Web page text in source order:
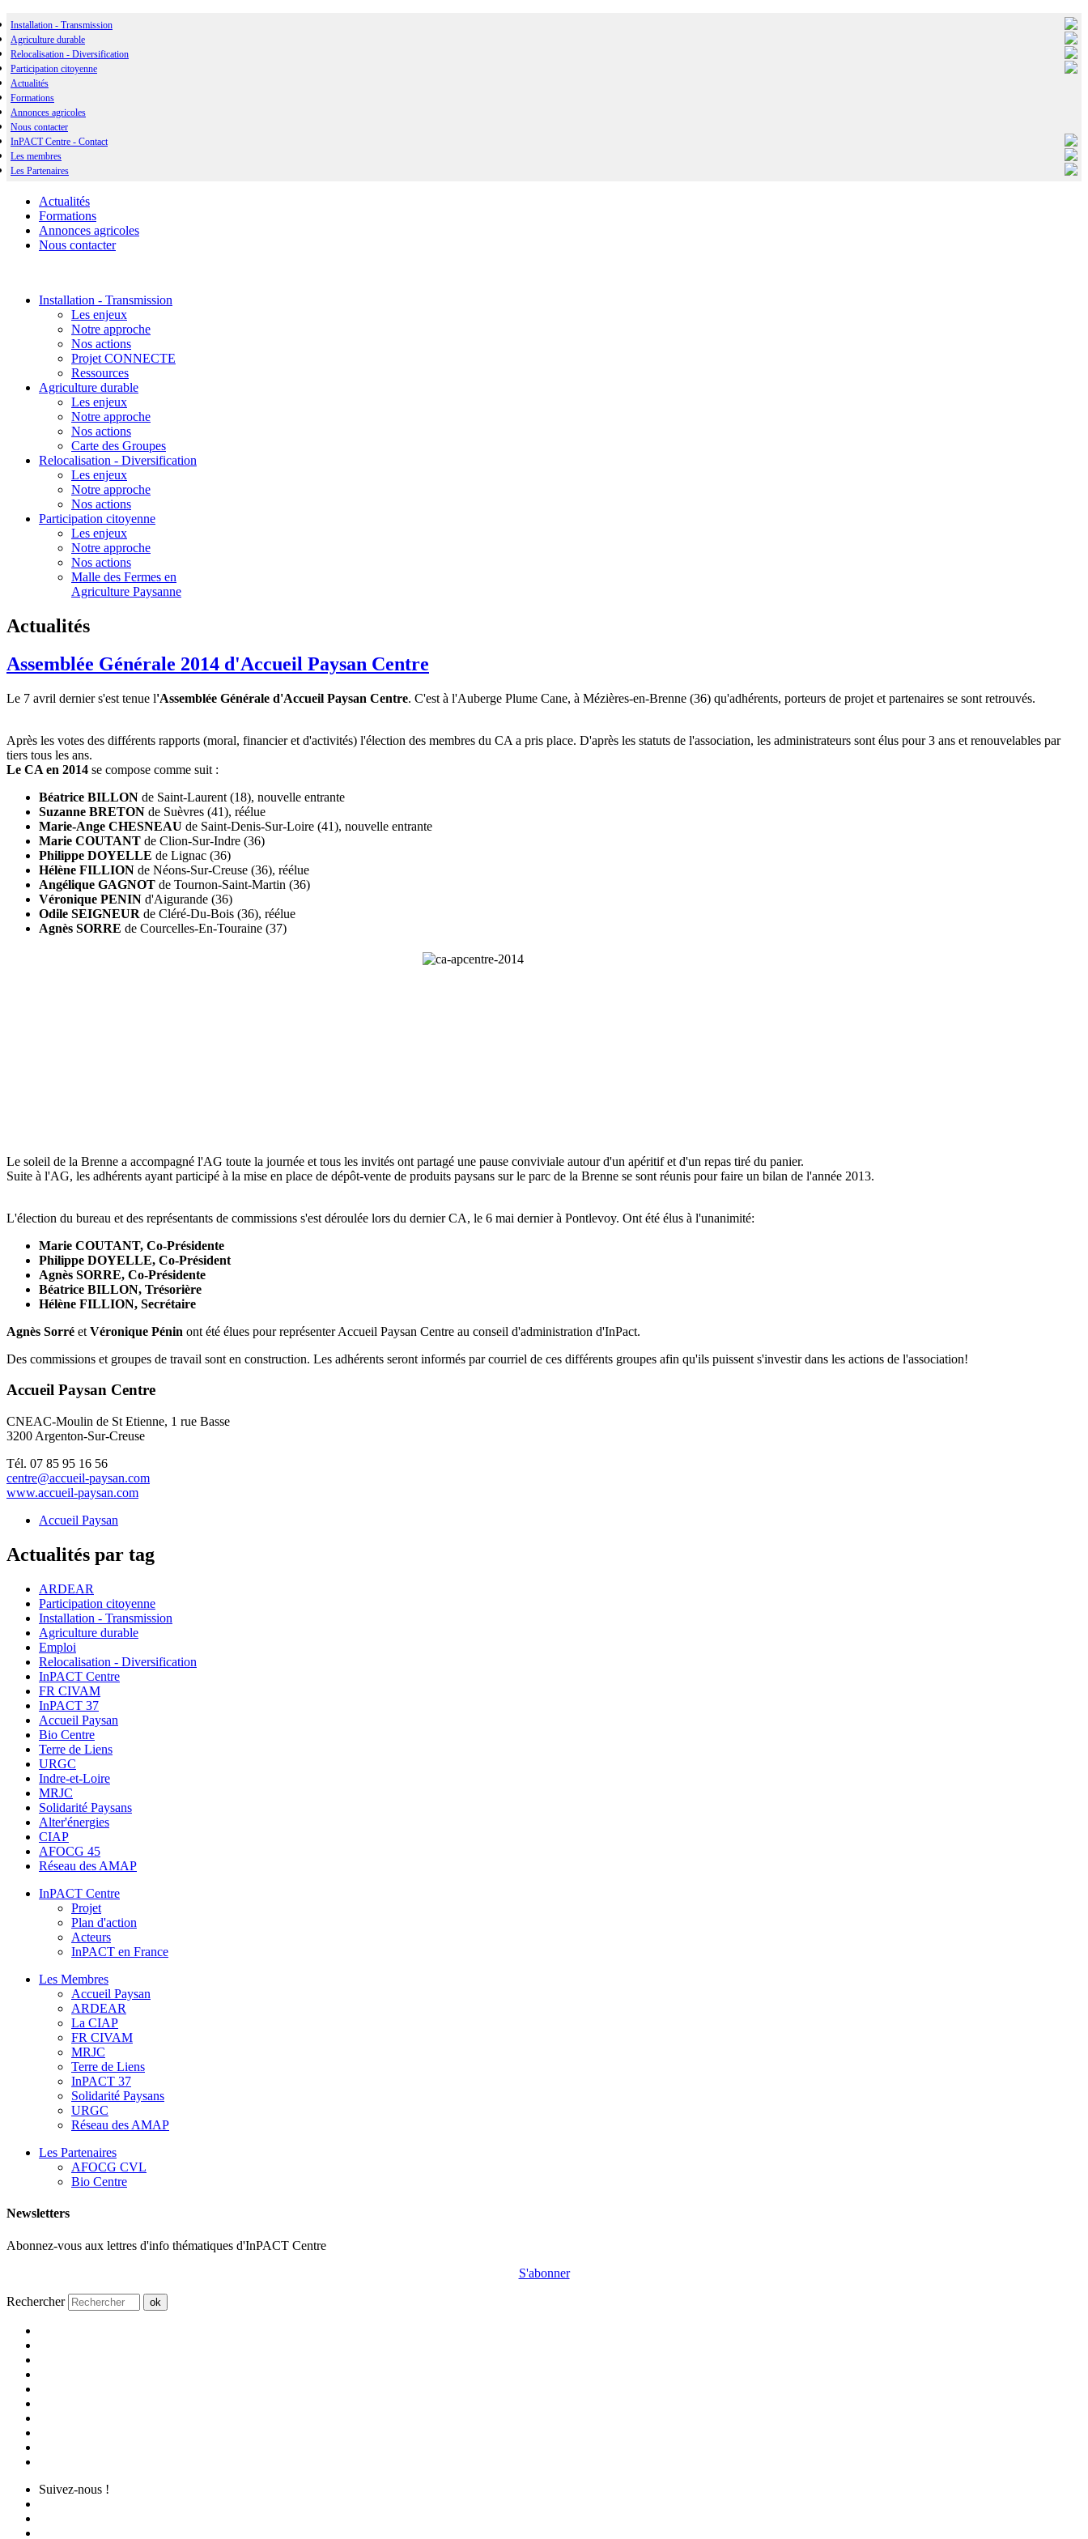
Installation - Transmission
Agriculture durable
Relocalisation - Diversification
Participation citoyenne
Actualités
Formations
Annonces agricoles
Nous contacter
InPACT Centre - Contact
Les membres
Les Partenaires
Actualités
Formations
Annonces agricoles
Nous contacter
Installation - Transmission
Les enjeux
Notre approche
Nos actions
Projet CONNECTE
Ressources
Agriculture durable
Les enjeux
Notre approche
Nos actions
Carte des Groupes
Relocalisation - Diversification
Les enjeux
Notre approche
Nos actions
Participation citoyenne
Les enjeux
Notre approche
Nos actions
Malle des Fermes en
Agriculture Paysanne
Actualités
Assemblée Générale 2014 d'Accueil Paysan Centre
Le 7 avril dernier s'est tenue l'Assemblée Générale d'Accueil Paysan Centre. C'est à l'Auberge Plume Cane, à Mézières-en-Brenne (36) qu'adhérents, porteurs de projet et partenaires se sont retrouvés.
Après les votes des différents rapports (moral, financier et d'activités) l'élection des membres du CA a pris place. D'après les statuts de l'association, les administrateurs sont élus pour 3 ans et renouvelables par
tiers tous les ans.
Le CA en 2014 se compose comme suit :
Béatrice BILLON de Saint-Laurent (18), nouvelle entrante
Suzanne BRETON de Suèvres (41), réélue
Marie-Ange CHESNEAU de Saint-Denis-Sur-Loire (41), nouvelle entrante
Marie COUTANT de Clion-Sur-Indre (36)
Philippe DOYELLE de Lignac (36)
Hélène FILLION de Néons-Sur-Creuse (36), réélue
Angélique GAGNOT de Tournon-Saint-Martin (36)
Véronique PENIN d'Aigurande (36)
Odile SEIGNEUR de Cléré-Du-Bois (36), réélue
Agnès SORRE de Courcelles-En-Touraine (37)
Le soleil de la Brenne a accompagné l'AG toute la journée et tous les invités ont partagé une pause conviviale autour d'un apéritif et d'un repas tiré du panier.
Suite à l'AG, les adhérents ayant participé à la mise en place de dépôt-vente de produits paysans sur le parc de la Brenne se sont réunis pour faire un bilan de l'année 2013.
L'élection du bureau et des représentants de commissions s'est déroulée lors du dernier CA, le 6 mai dernier à Pontlevoy. Ont été élus à l'unanimité:
Marie COUTANT, Co-Présidente
Philippe DOYELLE, Co-Président
Agnès SORRE, Co-Présidente
Béatrice BILLON, Trésorière
Hélène FILLION, Secrétaire
Agnès Sorré et Véronique Pénin ont été élues pour représenter Accueil Paysan Centre au conseil d'administration d'InPact.
Des commissions et groupes de travail sont en construction. Les adhérents seront informés par courriel de ces différents groupes afin qu'ils puissent s'investir dans les actions de l'association!
Accueil Paysan Centre
CNEAC-Moulin de St Etienne, 1 rue Basse
3200 Argenton-Sur-Creuse
Tél. 07 85 95 16 56
centre@accueil-paysan.com
www.accueil-paysan.com
Accueil Paysan
Actualités par tag
ARDEAR
Participation citoyenne
Installation - Transmission
Agriculture durable
Emploi
Relocalisation - Diversification
InPACT Centre
FR CIVAM
InPACT 37
Accueil Paysan
Bio Centre
Terre de Liens
URGC
Indre-et-Loire
MRJC
Solidarité Paysans
Alter'énergies
CIAP
AFOCG 45
Réseau des AMAP
InPACT Centre
Projet
Plan d'action
Acteurs
InPACT en France
Les Membres
Accueil Paysan
ARDEAR
La CIAP
FR CIVAM
MRJC
Terre de Liens
InPACT 37
Solidarité Paysans
URGC
Réseau des AMAP
Les Partenaires
AFOCG CVL
Bio Centre
Newsletters
Abonnez-vous aux lettres d'info thématiques d'InPACT Centre
S'abonner
Rechercher ok
Suivez-nous !